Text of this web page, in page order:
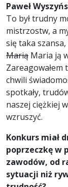
Paweł
To był trudny
mistrzostw, a
się taka
Marią Maria ją
Zareagowałem
chwili
spotkały,
naszej ciężkiej
wzruszyć.
Konkurs miał
poprzeczkę w
zawodów, od
sytuacji niż